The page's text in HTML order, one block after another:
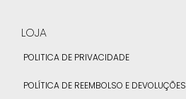
LOJA
POLITICA DE PRIVACIDADE
POLÍTICA DE REEMBOLSO E DEVOLUÇÕES